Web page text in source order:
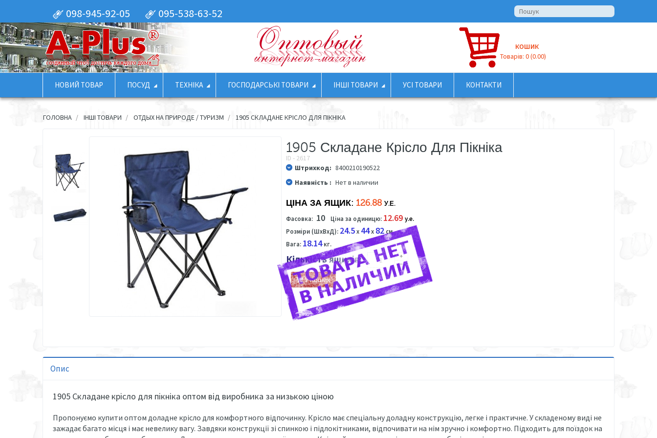
098-945-92-05 095-538-63-52
КОШИК
Товарів: 0 (0.00)
НОВИЙ ТОВАР ПОСУД ТЕХНІКА ГОСПОДАРСЬКІ ТОВАРИ ІНШІ ТОВАРИ УСІ ТОВАРИ КОНТАКТИ
ГОЛОВНА ІНШІ ТОВАРИ ОТДЫХ НА ПРИРОДЕ / ТУРИЗМ 1905 СКЛАДАНЕ КРІСЛО ДЛЯ ПІКНІКА
1905 Складане Крісло Для Пікніка
ID - 2617
Штрихкод: 8400210190522
Наявність : Нет в наличии
ЦІНА ЗА ЯЩИК: 126.88 У.Е.
Фасовка: 10 Ціна за одиницю: 12.69 у.е.
Розміри (ШхВхД): 24.5x 44x 82см.
Вага: 18.14кг.
Кількість ящиків:
У Кошик
Опис
1905 Складане крісло для пікніка оптом від виробника за низькою ціною
Пропонуємо купити оптом доладне крісло для комфортного відпочинку. Крісло має спеціальну доладну конструкцію, легке і практичне. У складеному виді не
зажадає багато місця і має невелику вагу. Завдяки конструкції зі спинкою і підлокітниками, відпочивати на нім зручно і комфортно. Підходить для поїздок на